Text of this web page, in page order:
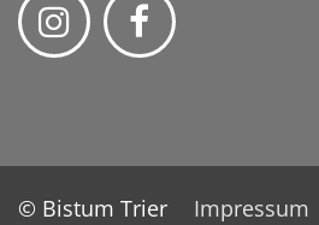
© Bistum Trier
Impressum